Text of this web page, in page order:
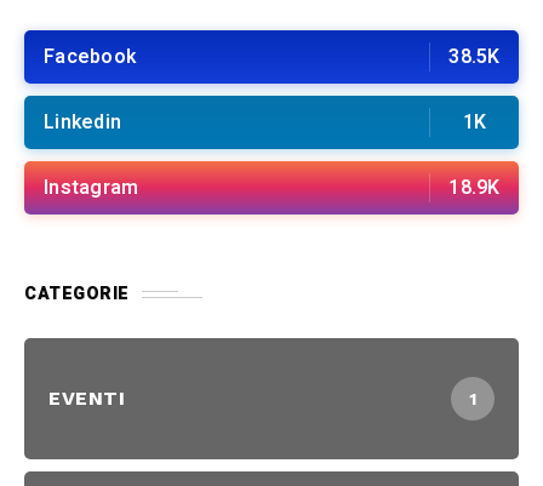
Facebook 38.5K
Linkedin 1K
Instagram 18.9K
CATEGORIE
EVENTI 1